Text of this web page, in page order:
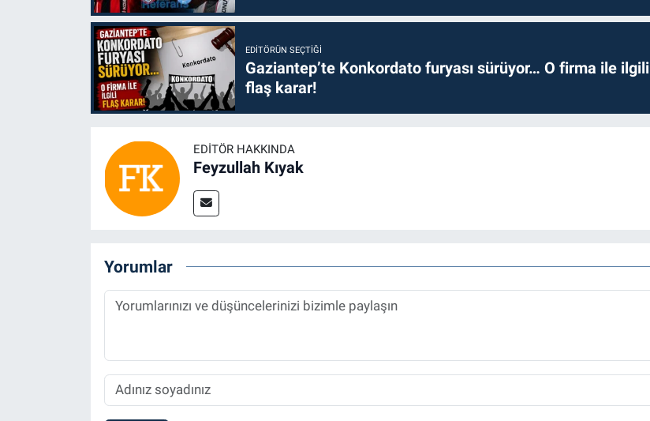
EDITÖRÜN SEÇTIĞI
Gaziantep’te Konkordato furyası sürüyor… O firma ile ilgili
flaş karar!
EDITÖR HAKKINDA
Feyzullah Kıyak
Yorumlar